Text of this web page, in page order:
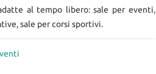
al tempo libero: sale per eventi,
sale per corsi sportivi.